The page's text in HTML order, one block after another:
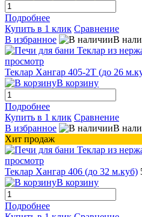
Подробнее
Купить в 1 клик Сравнение
В избранное
В
просмотр
Теклар Хангар 405-2Т (до 26
В корзину
Подробнее
Купить в 1 клик Сравнение
В избранное
В
Хит продаж
просмотр
Теклар Хангар 406 (до 32 м.куб)
В корзину
Подробнее